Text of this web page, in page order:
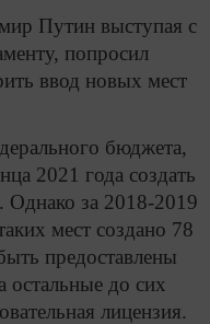
Путин выступая с
попросил
ввод новых мест
бюджета,
2021 года создать
Однако за 2018-2019
мест создано 78
предоставлены
до сих
лицензия.